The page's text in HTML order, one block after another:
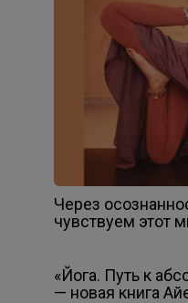
Через
чувствуем этот
«Йога. Путь к
— новая книга